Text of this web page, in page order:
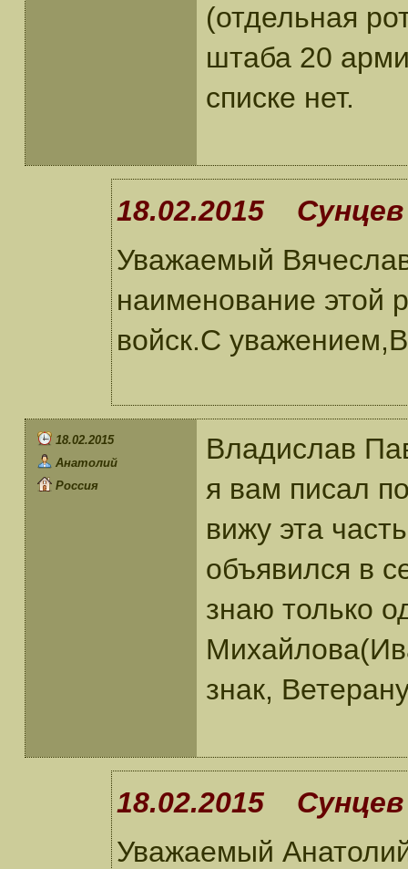
(отдельная
штаба 20
списке нет.
18.02.2015
Уважаемый
наименование этой
войск.С
18.02.2015
Анатолий
Россия
Владислав
я вам писал
вижу эта
объявился в
знаю только
знак,
18.02.2015
Уважаемый